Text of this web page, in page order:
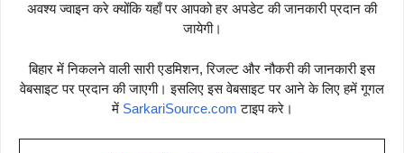
अवश्य ज्वाइन करे क्योंकि यहाँ पर आपको हर अपडेट की जानकारी प्रदान की
जायेगी।
बिहार में निकलने वाली सारी एडमिशन, रिजल्ट और नौकरी की जानकारी इस
वेबसाइट पर प्रदान की जाएगी। इसलिए इस वेबसाइट पर आने के लिए हमें गूगल
में SarkariSource.com टाइप करे।